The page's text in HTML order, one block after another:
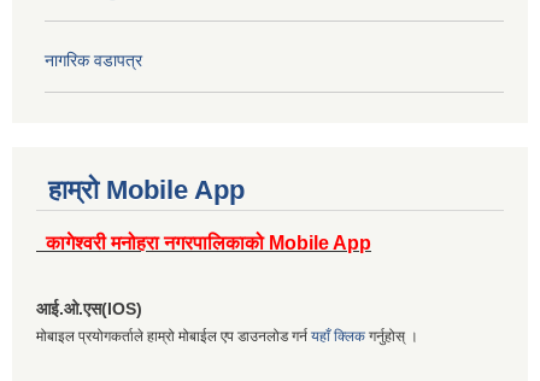
नागरिक वडापत्र
हाम्रो Mobile App
कागेश्वरी मनोहरा नगरपालिकाको Mobile App
आई.ओ.एस(IOS)
मोबाइल प्रयोगकर्ताले हाम्रो मोबाईल एप डाउनलोड गर्न यहाँ क्लिक गर्नुहोस् ।